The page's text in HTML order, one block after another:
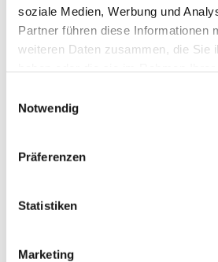
soziale Medien, Werbung und
Partner führen diese Informationen
weiteren Daten zusammen, die Sie
Notwendig
Präferenzen
Statistiken
Marketing